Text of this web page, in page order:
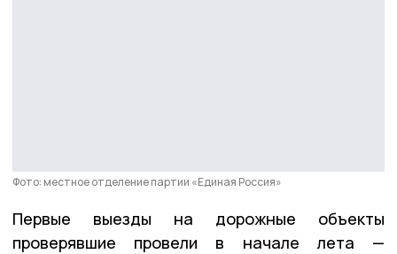
Фото: местное отделение партии «Единая Россия»
Первые выезды на дорожные объекты
проверявшие провели в начале лета —